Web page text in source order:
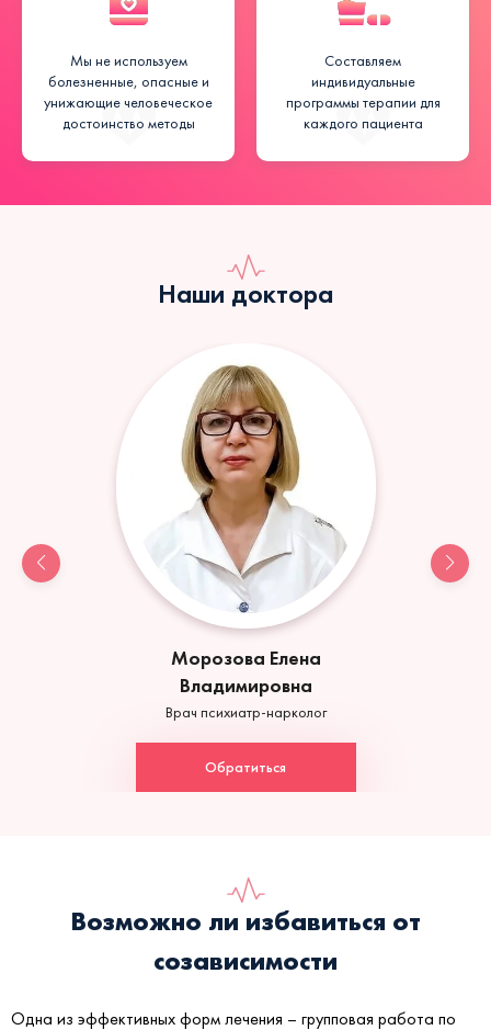
Мы не используем
болезненные, опасные и
унижающие человеческое
достоинство методы
Составляем
индивидуальные
программы терапии для
каждого пациента
Наши доктора
Морозова Елена
Владимировна
Врач психиатр-нарколог
Обратиться
Возможно ли избавиться от
созависимости
Одна из эффективных форм лечения – групповая работа по